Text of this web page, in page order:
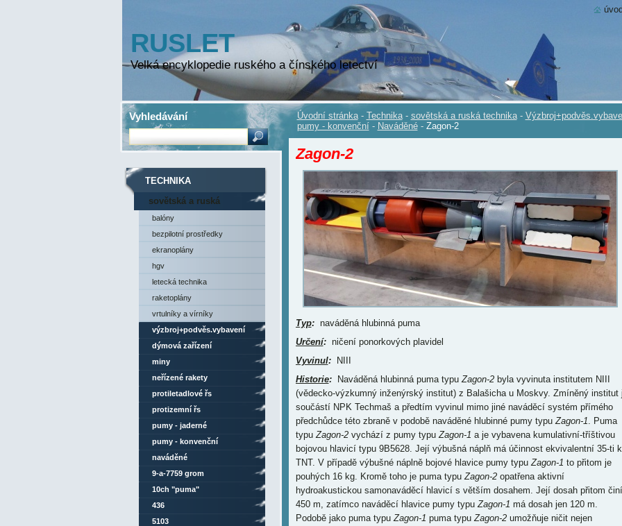
RUSLET
Velká encyklopedie ruského a čínského letectví
Úvodní stránka - Technika - sovětská a ruská technika -
pumy - konvenční - Naváděné - Zagon-2
Zagon-2
Typ:naváděná hlubinná puma
Určení:ničení ponorkových plavidel
Vyvinul:NIII
Historie:Naváděná hlubinná puma typuZagon-2byla vyvinuta institutem NIII
(vědecko-výzkumný inženýrský institut) z Balašicha u Moskvy. Zmíněný institut
součástí NPK Techmaš a předtím vyvinul mimo jiné naváděcí systém přímého
předchůdce této zbraně v podobě naváděné hlubinné pumy typuZagon-1. Puma
typuZagon-2vychází z pumy typuZagon-1 a je vybavena kumulativní-tříštivou
bojovou hlavicí typu 9B5628. Její výbušná náplň má účinnost ekvivalentní 35-ti
TNT. V případě výbušné náplně bojové hlavice pumy typuZagon-1 to přitom je
pouhých 16 kg. Kromě toho je puma typuZagon-2opatřena aktivní
hydroakustickou samonaváděcí hlavicí s větším dosahem. Její dosah přitom činí
450 m, zatímco naváděcí hlavice pumy typuZagon-1 má dosah jen 120 m.
Podobě jako puma typuZagon-1 puma typuZagon-2umožňuje ničit nejen
TECHNIKA
sovětská a ruská
technika
balóny
bezpilotní prostředky
ekranoplány
hgv
letecká technika
raketoplány
vrtulníky a vírníky
výzbroj+podvěs.vybavení
dýmová zařízení
miny
neřízené rakety
protiletadlové řs
protizemní řs
pumy - jaderné
pumy - konvenční
naváděné
9-a-7759 grom
10ch "puma"
436
5103
Vyhledávání